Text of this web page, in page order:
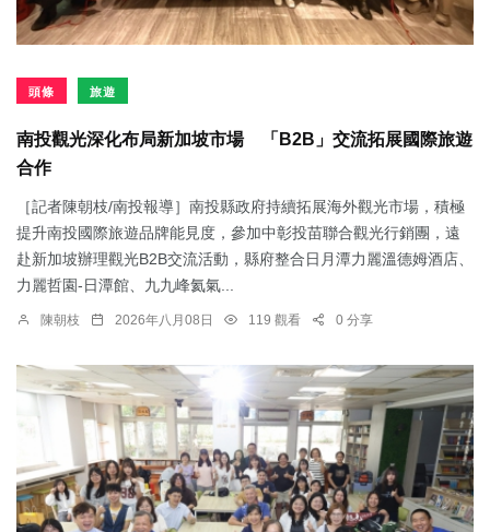
頭條 旅遊
南投觀光深化布局新加坡市場 「B2B」交流拓展國際旅遊
合作
［記者陳朝枝/南投報導］南投縣政府持續拓展海外觀光市場，積極
提升南投國際旅遊品牌能見度，參加中彰投苗聯合觀光行銷團，遠
赴新加坡辦理觀光B2B交流活動，縣府整合日月潭力麗溫德姆酒店、
力麗哲園-日潭館、九九峰氦氣...
陳朝枝 2026年八月08日 119 觀看 0 分享